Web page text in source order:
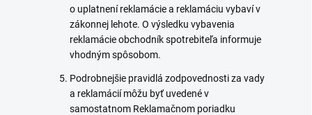
o uplatnení reklamácie a reklamáciu vybaví v
zákonnej lehote. O výsledku vybavenia
reklamácie obchodník spotrebiteľa informuje
vhodným spôsobom.
Podrobnejšie pravidlá zodpovednosti za vady
a reklamácií môžu byť uvedené v
samostatnom Reklamačnom poriadku